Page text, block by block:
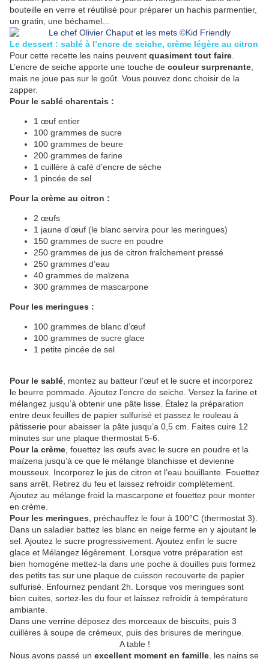
bouteille en verre et réutilisé pour préparer un hachis parmentier,
un gratin, une béchamel...
Le dessert : sablé à l’encre de seiche, crème légère au citron
Pour cette recette les nains peuvent quasiment tout faire
L’encre de seiche apporte une touche de couleur surprenante
mais ne joue pas sur le goût. Vous pouvez donc choisir de la
zapper.
Pour le sablé charentais :
1 œuf entier
100 grammes de sucre
100 grammes de beure
200 grammes de farine
1 cuillère à café d’encre de sèche
1 pincée de sel
Pour la crème au citron :
2 œufs
1 jaune d’œuf (le blanc servira pour les meringues)
150 grammes de sucre en poudre
250 grammes de jus de citron fraîchement pressé
250 grammes d’eau
40 grammes de maïzena
300 grammes de mascarpone
Pour les meringues :
100 grammes de blanc d’œuf
100 grammes de sucre glace
1 petite pincée de sel
Pour le sablé , montez au batteur l’œuf et le sucre et incorporez
le beurre pommade. Ajoutez l’encre de seiche. Versez la farine et
mélangez jusqu’à obtenir une pâte lisse. Étalez la préparation
entre deux feuilles de papier sulfurisé et passez le rouleau à
pâtisserie pour abaisser la pâte jusqu’a 0,5 cm. Faites cuire 12
minutes sur une plaque thermostat 5-6.
Pour la crème , fouettez les œufs avec le sucre en poudre et la
maïzena jusqu’à ce que le mélange blanchisse et devienne
mousseux. Incorporez le jus de citron et l’eau bouillante. Fouettez
sans arrêt. Retirez du feu et laissez refroidir complètement.
Ajoutez au mélange froid la mascarpone et fouettez pour monter
en crème.
Pour les meringues , préchauffez le four à 100°C (thermostat 3).
Dans un saladier battez les blanc en neige ferme en y ajoutant le
sel. Ajoutez le sucre progressivement. Ajoutez enfin le sucre
glace et Mélangez légèrement. Lorsque votre préparation est
bien homogène mettez-la dans une poche à douilles puis formez
des petits tas sur une plaque de cuisson recouverte de papier
sulfurisé. Enfournez pendant 2h. Lorsque vos meringues sont
bien cuites, sortez-les du four et laissez refroidir à température
ambiante.
Dans une verrine déposez des morceaux de biscuits, puis 3
cuillères à soupe de crémeux, puis des brisures de meringue.
A table !
Nous avons passé un excellent moment en famille , les nains se